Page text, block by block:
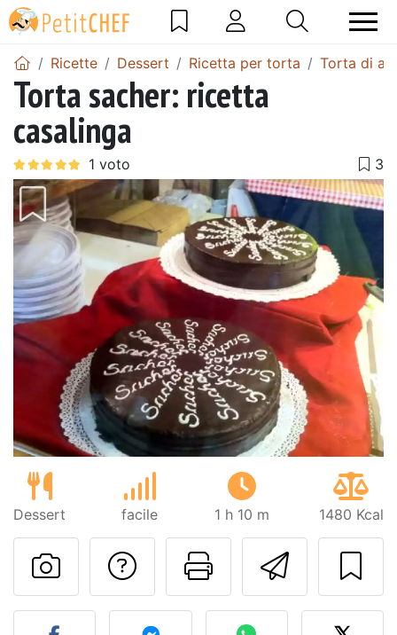
Ricette Dessert Ricetta per torta Torta di
Torta sacher: ricetta
casalinga
Dessert facile 1 h 10 m 1480 Kcal
Invia
Stampa la
Contatta l'autore
Pubblica la foto di